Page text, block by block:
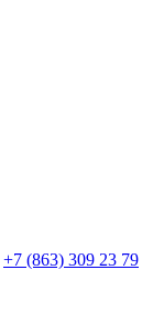
+7 (863) 309 23 79